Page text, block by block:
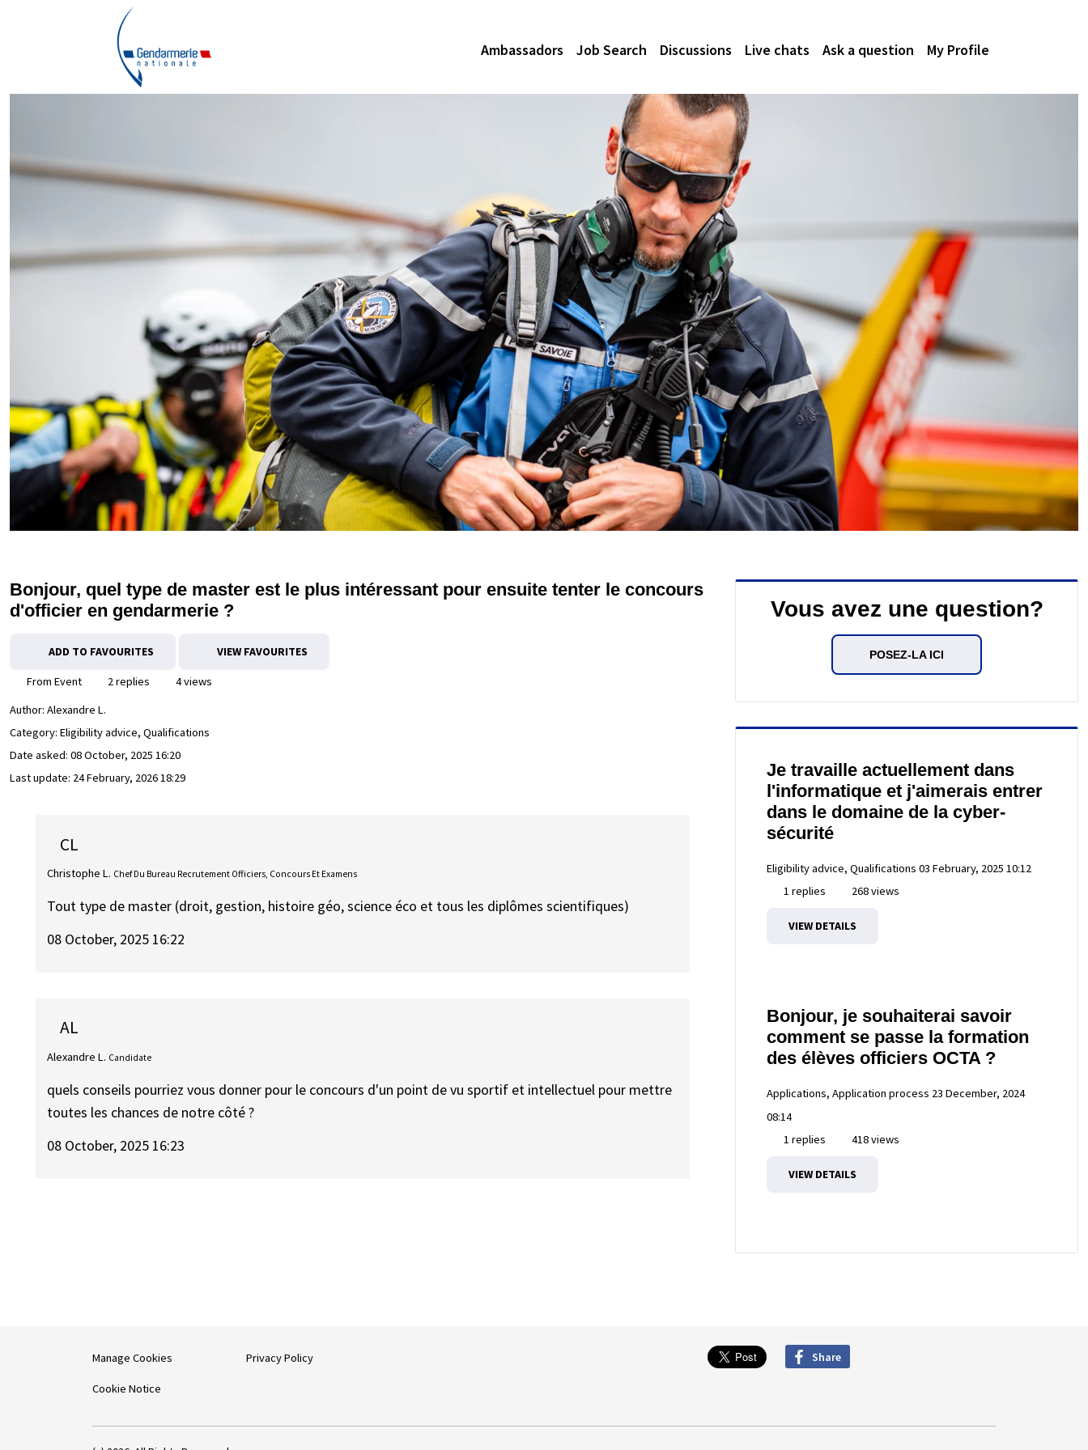
Ambassadors Job Search Discussions Live chats Ask a question My Profile
Bonjour, quel type de master est le plus intéressant pour ensuite tenter le concours
d'officier en gendarmerie ?
ADD TO FAVOURITES VIEW FAVOURITES
From Event 2 replies
4 views
Author: Alexandre L.
Category: Eligibility advice, Qualifications
Date asked: 08 October, 2025 16:20
Last update: 24 February, 2026 18:29
CL
Christophe L. Chef Du Bureau Recrutement Officiers, Concours Et Examens
Tout type de master (droit, gestion, histoire géo, science éco et tous les diplômes scientifiques)
08 October, 2025 16:22
AL
Alexandre L. Candidate
quels conseils pourriez vous donner pour le concours d'un point de vu sportif et intellectuel pour mettre
toutes les chances de notre côté ?
08 October, 2025 16:23
Vous avez une question?
POSEZ-LA ICI
Je travaille actuellement dans
l'informatique et j'aimerais entrer
dans le domaine de la cyber-
sécurité
Eligibility advice, Qualifications 03 February, 2025 10:12
1 replies
268 views
VIEW DETAILS
Bonjour, je souhaiterai savoir
comment se passe la formation
des élèves officiers OCTA ?
Applications, Application process 23 December, 2024
08:14
1 replies
418 views
VIEW DETAILS
Manage Cookies
Cookie Notice
Privacy Policy Share